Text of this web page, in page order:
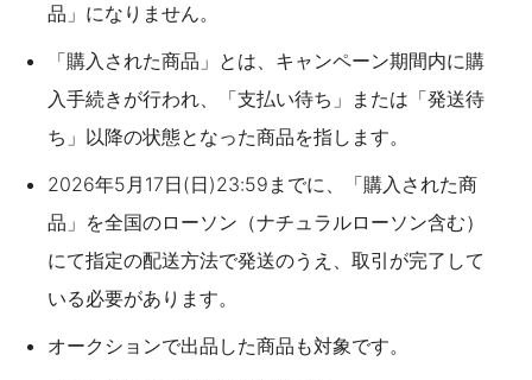
品」になりません。
「購入された商品」とは、キャンペーン期間内に購
入手続きが行われ、「支払い待ち」または「発送待
ち」以降の状態となった商品を指します。
2026年5月17日(日)23:59までに、「購入された商
品」を全国のローソン（ナチュラルローソン含む）
にて指定の配送方法で発送のうえ、取引が完了して
いる必要があります。
オークションで出品した商品も対象です。